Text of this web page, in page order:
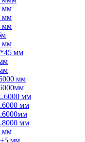
мм
мм
мм
мм
мм
мм
мм
мм
мм
мм
мм